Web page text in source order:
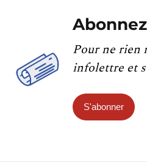
Pour ne rien
infolettre et
S'abonner